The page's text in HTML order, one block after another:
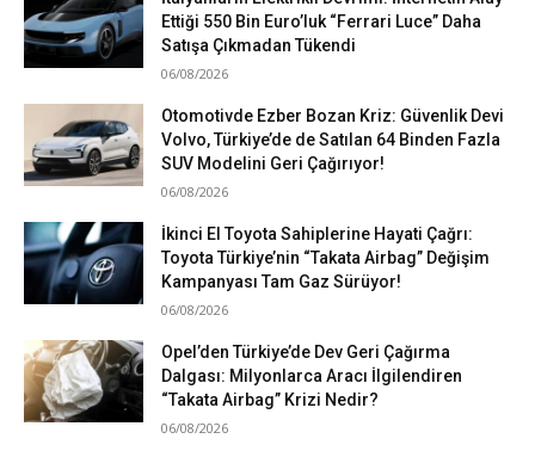
Ettiği 550 Bin Euro’luk “Ferrari Luce” Daha
Satışa Çıkmadan Tükendi
06/08/2026
Otomotivde Ezber Bozan Kriz: Güvenlik Devi
Volvo, Türkiye’de de Satılan 64 Binden Fazla
SUV Modelini Geri Çağırıyor!
06/08/2026
İkinci El Toyota Sahiplerine Hayati Çağrı:
Toyota Türkiye’nin “Takata Airbag” Değişim
Kampanyası Tam Gaz Sürüyor!
06/08/2026
Opel’den Türkiye’de Dev Geri Çağırma
Dalgası: Milyonlarca Aracı İlgilendiren
“Takata Airbag” Krizi Nedir?
06/08/2026